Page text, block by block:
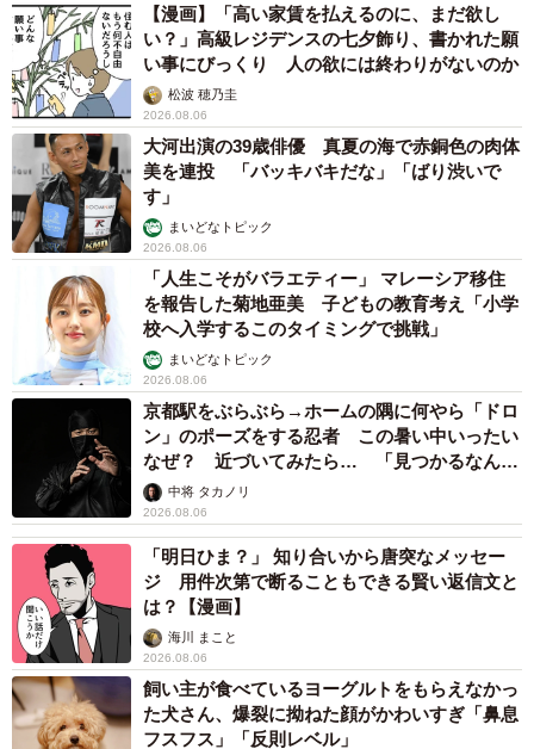
年末ジャンボは、約2500万円のマイナス。
年末ジャンボは、5等以下ばかり…。
結果は…1～4等は当たらず。組違い賞10万円が2本のほ
【漫画】「高い家賃を払えるのに、まだ欲し
い？」高級レジデンスの七夕飾り、書かれた願
い事にびっくり 人の欲には終わりがないのか
松波 穂乃圭
2026.08.06
大河出演の39歳俳優 真夏の海で赤銅色の肉体
美を連投 「バッキバキだな」「ばり渋いで
す」
まいどなトピック
2026.08.06
「人生こそがバラエティー」 マレーシア移住
を報告した菊地亜美 子どもの教育考え「小学
校へ入学するこのタイミングで挑戦」
まいどなトピック
2026.08.06
京都駅をぶらぶら→ホームの隅に何やら「ドロ
ン」のポーズをする忍者 この暑い中いったい
なぜ？ 近づいてみたら… 「見つかるなんて
未熟」中将 タカノリ
2026.08.06
「明日ひま？」 知り合いから唐突なメッセー
ジ 用件次第で断ることもできる賢い返信文と
は？【漫画】
海川 まこと
2026.08.06
飼い主が食べているヨーグルトをもらえなかっ
た犬さん、爆裂に拗ねた顔がかわいすぎ「鼻息
フスフス」「反則レベル」